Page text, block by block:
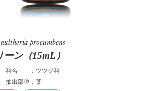
procumbens
ン（15mL）
科名 ：ツツジ科
抽出部位：葉